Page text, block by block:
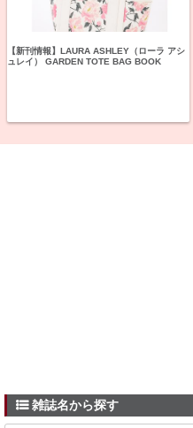
【新刊情報】LAURA ASHLEY（ローラ アシ
ュレイ） GARDEN TOTE BAG BOOK
雑誌名から探す